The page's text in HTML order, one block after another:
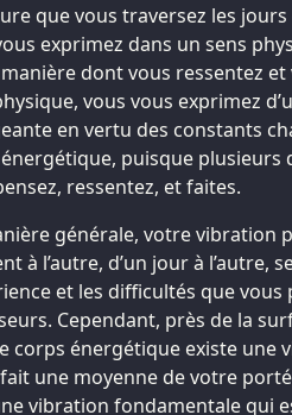
que vous traversez les
exprimez dans un sens
dont vous ressentez
vous vous exprimez
en vertu des constants
puisque plusieurs
ressentez, et faites.
générale, votre vibration
à l’autre, d’un jour à l’autre,
et les difficultés que
Cependant, près de la
corps énergétique existe
une moyenne de votre
vibration fondamentale qui